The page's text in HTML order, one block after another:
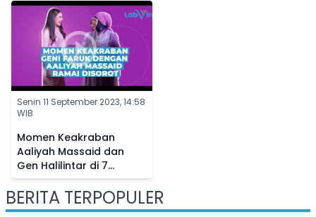
Penggemar
Senin 11 September 2023, 14:58
WIB
Momen Keakraban
Aaliyah Massaid dan
Gen Halilintar di 7
Bulanan Aurel
Hermansyah, Netizen
Bandingkan Sikapnya ke
BERITA TERPOPULER